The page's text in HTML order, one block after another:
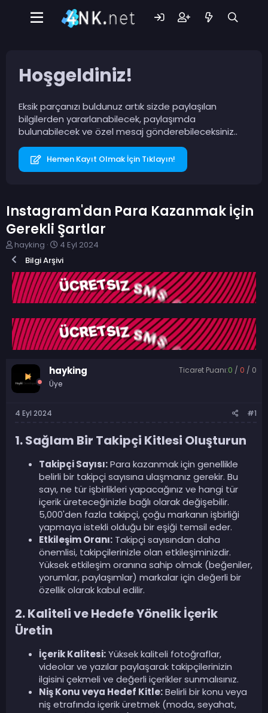
Hoşgeldiniz!
Eksik parçanızı buldunuz artık sizde paylaşılan
bilgilerden yararlanabilecek, paylaşımda
bulunabilecek ve özel mesaj gönderebileceksiniz..
Hemen Kayıt Olmak İçin Tıklayın!
Instagram'dan Para Kazanmak İçin
Gerekli Şartlar
K
o
n
b
u
y
b
a
ş
l
a
a
n
hayking
B
a
ş
l
a
n
ı
ç
t
a
i
h
4 Eyl 2024
Bilgi Arşivi
hayking
Üye
Ticaret Puanı:0 / 0 / 0
4 Eyl 2024 #1
1. Sağlam Bir Takipçi Kitlesi Oluşturun
Takipçi Sayısı:Para kazanmak için genellikle
belirli bir takipçi sayısına ulaşmanız gerekir. Bu
sayı, ne tür işbirlikleri yapacağınız ve hangi tür
içerik üreteceğinizle bağlı olarak değişebilir.
5,000'den fazla takipçi, çoğu markanın işbirliği
yapmaya istekli olduğu bir eşiği temsil eder.
Etkileşim Oranı: Takipçi sayısından daha
önemlisi, takipçilerinizle olan etkileşiminizdir.
Yüksek etkileşim oranına sahip olmak (beğeniler,
yorumlar, paylaşımlar) markalar için değerli bir
özellik olarak kabul edilir.
2. Kaliteli ve Hedefe Yönelik İçerik
Üretin
İçerik Kalitesi:Yüksek kaliteli fotoğraflar,
videolar ve yazılar paylaşarak takipçilerinizin
ilgisini çekmeli ve değerli içerikler sunmalısınız.
Niş Konu veya Hedef Kitle:Belirli bir konu veya
niş etrafında içerik üretmek (moda, seyahat,